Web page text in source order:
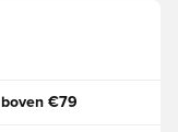
€79